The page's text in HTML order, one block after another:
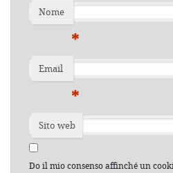
Nome
*
Email
*
Sito web
Do il mio consenso affinché un